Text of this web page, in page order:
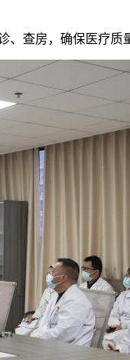
查房，确保医疗质